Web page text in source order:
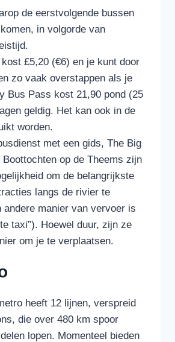
de eerstvolgende bussen
in volgorde van
£5,20 (€6) en je kunt door
zo vaak overstappen als je
Bus Pass kost 21,90 pond (25
geldig. Het kan ook in de
worden.
met een gids, The Big
Boottochten op de Theems zijn
om de belangrijkste
langs de rivier te
andere manier van vervoer is
taxi”). Hoewel duur, zijn ze
om je te verplaatsen.
heeft 12 lijnen, verspreid
die over 480 km spoor
lopen. Momenteel bieden